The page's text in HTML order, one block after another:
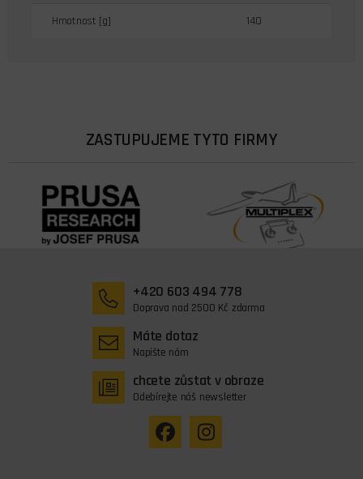
Hmotnost [g] 140
ZASTUPUJEME TYTO FIRMY
+420 603 494 778
Doprava nad 2500 Kč zdarma
Máte dotaz
Napište nám
chcete zůstat v obraze
Odebírejte náš newsletter